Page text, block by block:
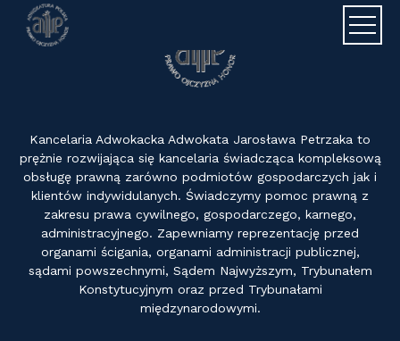
Kancelaria Adwokacka Adwokata Jarosława Petrzaka to
prężnie rozwijająca się kancelaria świadcząca kompleksową
obsługę prawną zarówno podmiotów gospodarczych jak i
klientów indywidulanych. Świadczymy pomoc prawną z
zakresu prawa cywilnego, gospodarczego, karnego,
administracyjnego. Zapewniamy reprezentację przed
organami ścigania, organami administracji publicznej,
sądami powszechnymi, Sądem Najwyższym, Trybunałem
Konstytucyjnym oraz przed Trybunałami
międzynarodowymi.